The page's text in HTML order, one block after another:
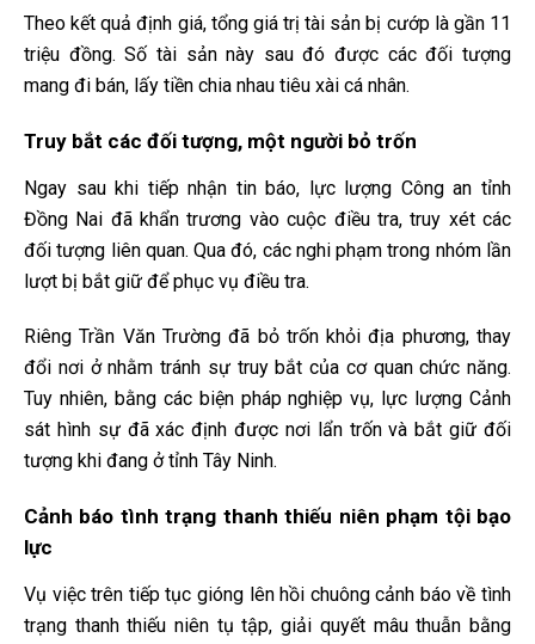
Theo kết quả định giá, tổng giá trị tài sản bị cướp là gần 11
triệu đồng. Số tài sản này sau đó được các đối tượng
mang đi bán, lấy tiền chia nhau tiêu xài cá nhân.
Truy bắt các đối tượng, một người bỏ trốn
Ngay sau khi tiếp nhận tin báo, lực lượng Công an tỉnh
Đồng Nai đã khẩn trương vào cuộc điều tra, truy xét các
đối tượng liên quan. Qua đó, các nghi phạm trong nhóm lần
lượt bị bắt giữ để phục vụ điều tra.
Riêng Trần Văn Trường đã bỏ trốn khỏi địa phương, thay
đổi nơi ở nhằm tránh sự truy bắt của cơ quan chức năng.
Tuy nhiên, bằng các biện pháp nghiệp vụ, lực lượng Cảnh
sát hình sự đã xác định được nơi lẩn trốn và bắt giữ đối
tượng khi đang ở tỉnh Tây Ninh.
Cảnh báo tình trạng thanh thiếu niên phạm tội bạo
lực
Vụ việc trên tiếp tục gióng lên hồi chuông cảnh báo về tình
trạng thanh thiếu niên tụ tập, giải quyết mâu thuẫn bằng